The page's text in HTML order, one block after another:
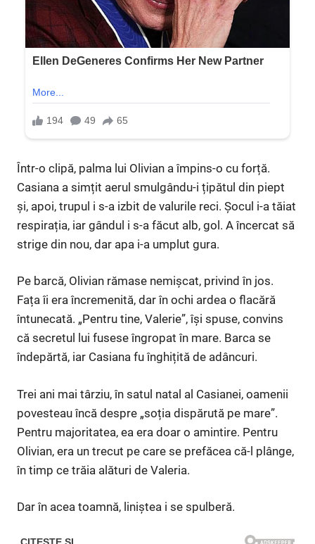
Într-o clipă, palma lui Olivian a împins-o cu forță.
Casiana a simțit aerul smulgându-i țipătul din piept
și, apoi, trupul i s-a izbit de valurile reci. Șocul i-a tăiat
respirația, iar gândul i s-a făcut alb, gol. A încercat să
strige din nou, dar apa i-a umplut gura.
Pe barcă, Olivian rămase nemișcat, privind în jos.
Fața îi era încremenită, dar în ochi ardea o flacără
întunecată. „Pentru tine, Valerie”, își spuse, convins
că secretul lui fusese îngropat în mare. Barca se
îndepărtă, iar Casiana fu înghițită de adâncuri.
Trei ani mai târziu, în satul natal al Casianei, oamenii
povesteau încă despre „soția dispărută pe mare”.
Pentru majoritatea, ea era doar o amintire. Pentru
Olivian, era un trecut pe care se prefăcea că-l plânge,
în timp ce trăia alături de Valeria.
Dar în acea toamnă, liniștea i se spulberă.